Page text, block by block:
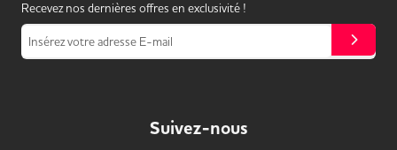
Recevez nos dernières offres en exclusivité !
Insérez votre adresse E-mail
Suivez-nous